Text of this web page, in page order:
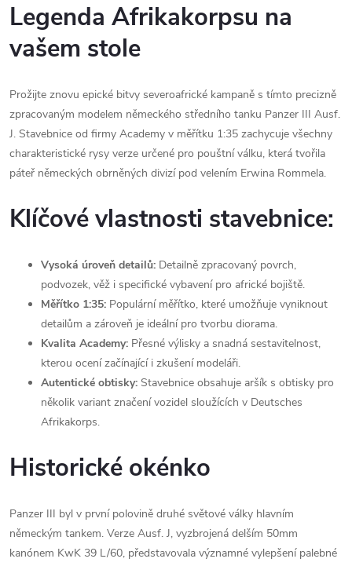
Legenda Afrikakorpsu na
vašem stole
Prožijte znovu epické bitvy severoafrické kampaně s tímto precizně
zpracovaným modelem německého středního tanku Panzer III Ausf.
J. Stavebnice od firmy Academy v měřítku 1:35 zachycuje všechny
charakteristické rysy verze určené pro pouštní válku, která tvořila
páteř německých obrněných divizí pod velením Erwina Rommela.
Klíčové vlastnosti stavebnice:
Vysoká úroveň detailů: Detailně zpracovaný povrch,
podvozek, věž i specifické vybavení pro africké bojiště.
Měřítko 1:35: Populární měřítko, které umožňuje vyniknout
detailům a zároveň je ideální pro tvorbu diorama.
Kvalita Academy: Přesné výlisky a snadná sestavitelnost,
kterou ocení začínající i zkušení modeláři.
Autentické obtisky: Stavebnice obsahuje aršík s obtisky pro
několik variant značení vozidel sloužících v Deutsches
Afrikakorps.
Historické okénko
Panzer III byl v první polovině druhé světové války hlavním
německým tankem. Verze Ausf. J, vyzbrojená delším 50mm
kanónem KwK 39 L/60, představovala významné vylepšení palebné